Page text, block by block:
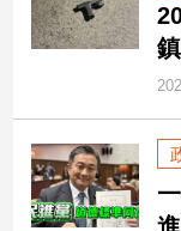
岸/
國
會/
地
方
新